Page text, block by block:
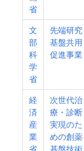
省
文
部
科
学
省
先端研究
基盤共用
促進事業
経
済
産
業
省
次世代治
療・診断
実現のた
めの創薬
基盤技術